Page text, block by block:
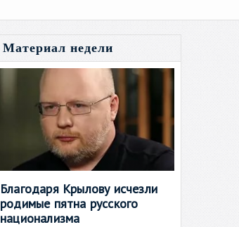
Материал недели
Благодаря Крылову исчезли
родимые пятна русского
национализма